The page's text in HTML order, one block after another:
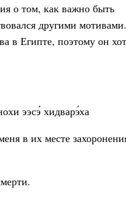
о том, как важно быть
другими
в Египте, поэтому он
ээсэ́ хидварэ́ха
в их месте